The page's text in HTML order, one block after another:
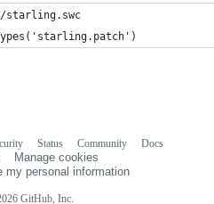
GitHub, Inc.
Status Community
Docs
Manage cookies
my personal information